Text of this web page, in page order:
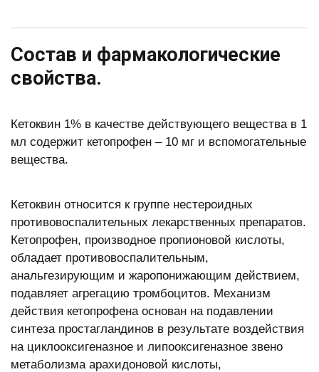
Состав и фармакологические
свойства.
Кетоквин 1% в качестве действующего вещества в 1
мл содержит кетопрофен – 10 мг и вспомогательные
вещества.
Кетоквин относится к группе нестероидных
противовоспалительных лекарственных препаратов.
Кетопрофен, производное пропионовой кислоты,
обладает противовоспалительным,
анальгезирующим и жаропонижающим действием,
подавляет агрегацию тромбоцитов. Механизм
действия кетопрофена основан на подавлении
синтеза простагландинов в результате воздействия
на циклооксигеназное и липооксигеназное звено
метаболизма арахидоновой кислоты,